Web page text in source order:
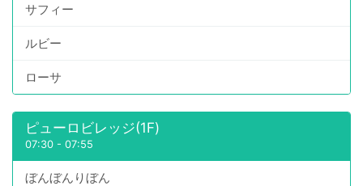
サフィー
ルビー
ローサ
ピューロビレッジ(1F)
07:30 - 07:55
ぼんぼんりぼん